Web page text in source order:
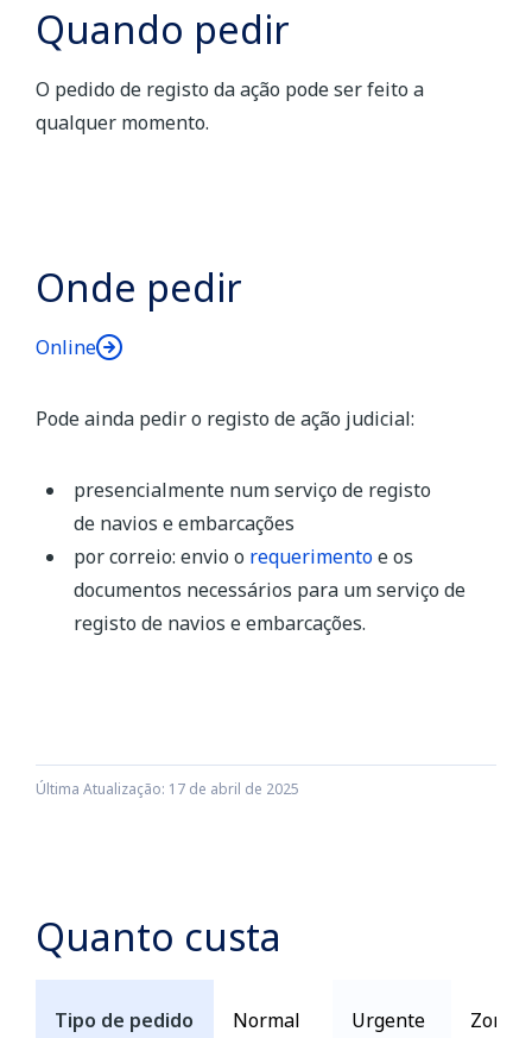
Quando pedir
O pedido de registo da ação pode ser feito a
qualquer momento.
Onde pedir
Online
Pode ainda pedir o registo de ação judicial:
presencialmente num serviço de registo
de navios e embarcações
por correio: envio o requerimentoe os
documentos necessários para um serviço de
registo de navios e embarcações.
Última Atualização: 17 de abril de 2025
Quanto custa
Tipo de pedido Normal Urgente
Zona